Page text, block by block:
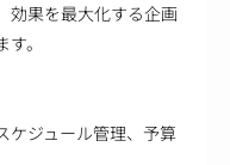
効果を最大化する企画
。
ケジュール管理、予算